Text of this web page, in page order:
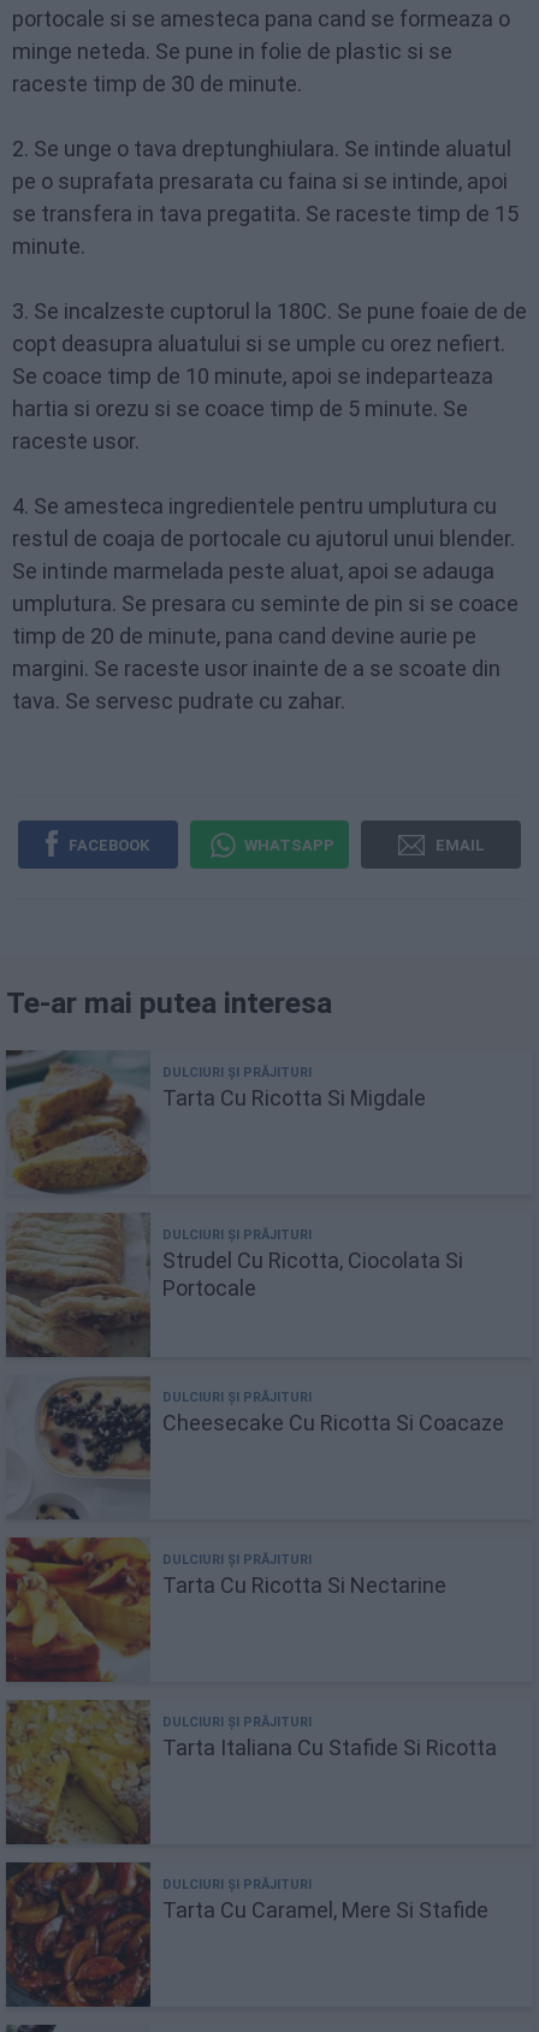
portocale si se amesteca pana cand se formeaza o
minge neteda. Se pune in folie de plastic si se
raceste timp de 30 de minute.
2. Se unge o tava dreptunghiulara. Se intinde aluatul
pe o suprafata presarata cu faina si se intinde, apoi
se transfera in tava pregatita. Se raceste timp de 15
minute.
3. Se incalzeste cuptorul la 180C. Se pune foaie de de
copt deasupra aluatului si se umple cu orez nefiert.
Se coace timp de 10 minute, apoi se indeparteaza
hartia si orezu si se coace timp de 5 minute. Se
raceste usor.
4. Se amesteca ingredientele pentru umplutura cu
restul de coaja de portocale cu ajutorul unui blender.
Se intinde marmelada peste aluat, apoi se adauga
umplutura. Se presara cu seminte de pin si se coace
timp de 20 de minute, pana cand devine aurie pe
margini. Se raceste usor inainte de a se scoate din
tava. Se servesc pudrate cu zahar.
FACEBOOK WHATSAPP EMAIL
Te-ar mai putea interesa
Tarta Cu Ricotta Si Migdale
Strudel Cu Ricotta, Ciocolata Si
Portocale
Cheesecake Cu Ricotta Si Coacaze
Tarta Cu Ricotta Si Nectarine
Tarta Italiana Cu Stafide Si Ricotta
Tarta Cu Caramel, Mere Si Stafide